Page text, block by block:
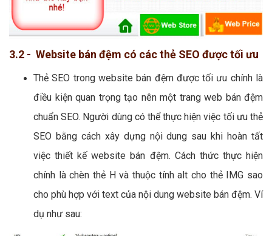
3.2 - Website bán đệm có các thẻ SEO được tối ưu
Thẻ SEO trong website bán đệm được tối ưu chính là
điều kiện quan trọng tạo nên một trang web bán đệm
chuẩn SEO. Người dùng có thể thực hiện việc tối ưu thẻ
SEO bằng cách xây dựng nội dung sau khi hoàn tất
việc thiết kế website bán đệm. Cách thức thực hiện
chính là chèn thẻ H và thuộc tính alt cho thẻ IMG sao
cho phù hợp với text của nội dung website bán đệm. Ví
dụ như sau: